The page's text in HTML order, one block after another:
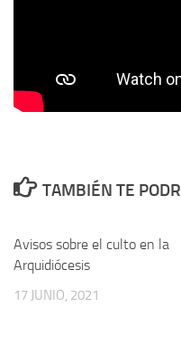
TAMBIÉN TE
Avisos sobre el culto en la
Arquidiócesis
17 JUNIO, 2021